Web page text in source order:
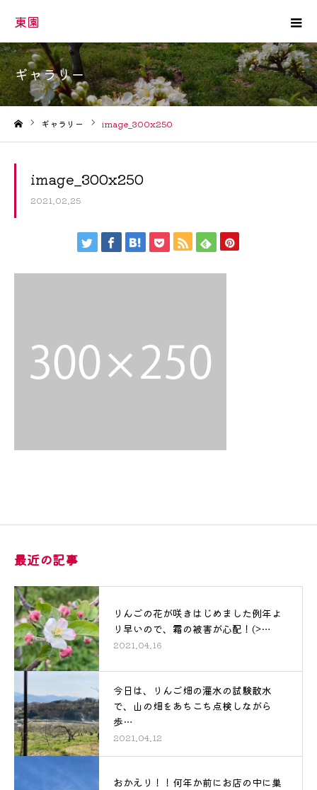
東園
ギャラリー
ギャラリー image_300x250
image_300x250
2021.02.25
最近の記事
りんごの花が咲きはじめました例年よ
り早いので、霜の被害が心配！(>…
2021.04.16
今日は、りんご畑の灌水の試験散水
で、山の畑をあちこち点検しながら
歩…
2021.04.12
おかえり！！何年か前にお店の中に巣